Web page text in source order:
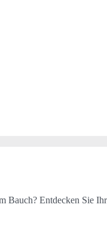
Entdecken Sie